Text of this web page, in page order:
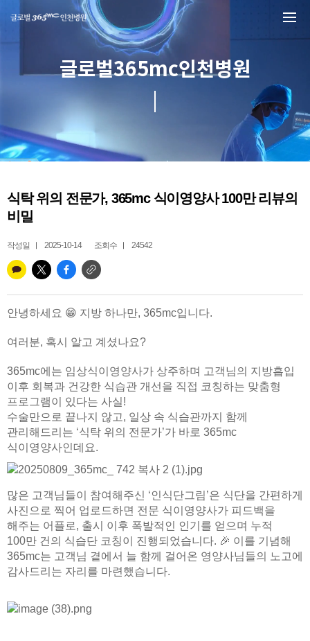
글로벌365mc인천병원
식탁 위의 전문가, 365mc 식이영양사 100만 리뷰의
비밀
작성일 2025-10-14 조회수 24542
안녕하세요 😁 지방 하나만, 365mc입니다.
여러분, 혹시 알고 계셨나요?
365mc에는 임상식이영양사가 상주하며 고객님의 지방흡입
이후 회복과 건강한 식습관 개선을 직접 코칭하는 맞춤형
프로그램이 있다는 사실!
수술만으로 끝나지 않고, 일상 속 식습관까지 함께
관리해드리는 ‘식탁 위의 전문가’가 바로 365mc
식이영양사인데요.
많은 고객님들이 참여해주신 ‘인식단그림’은 식단을 간편하게
사진으로 찍어 업로드하면 전문 식이영양사가 피드백을
해주는 어플로, 출시 이후 폭발적인 인기를 얻으며 누적
100만 건의 식습단 코칭이 진행되었습니다. 🎉 이를 기념해
365mc는 고객님 곁에서 늘 함께 걸어온 영양사님들의 노고에
감사드리는 자리를 마련했습니다.